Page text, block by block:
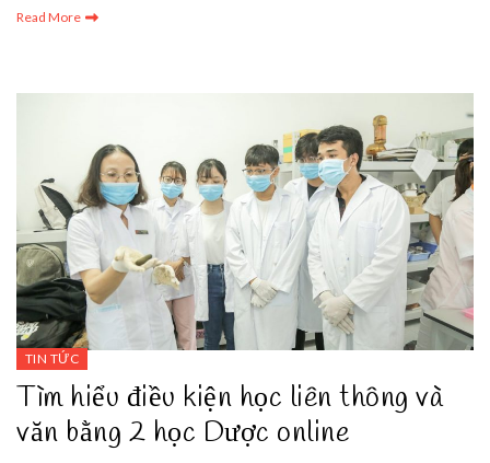
Read More
TIN TỨC
Tìm hiểu điều kiện học liên thông và
văn bằng 2 học Dược online